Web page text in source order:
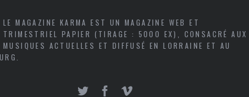
LE MAGAZINE KARMA EST UN MAGAZINE WEB ET
TRIMESTRIEL PAPIER (TIRAGE : 5000 EX), CONSACRÉ AUX
MUSIQUES ACTUELLES ET DIFFUSÉ EN LORRAINE ET AU